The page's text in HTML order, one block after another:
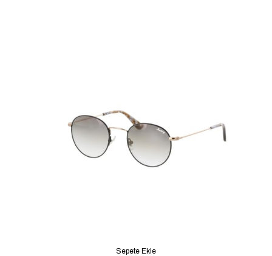
Sepete Ekle